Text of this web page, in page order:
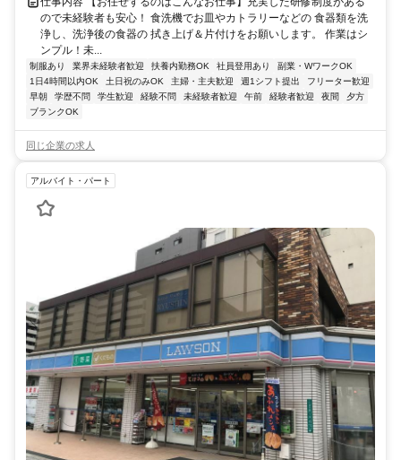
ので未経験者も安心！ 食洗機でお皿やカトラリーなどの 食器類を洗
浄し、洗浄後の食器の 拭き上げ＆片付けをお願いします。 作業はシ
ンプル！未...
制服あり 業界未経験者歓迎 扶養内勤務OK 社員登用あり
副業・WワークOK
1日4時間以内OK
土日祝のみOK 主婦・主夫歓迎 週1シフト提出
フリーター歓迎
早朝
学歴不問 学生歓迎 経験不問 未経験者歓迎 午前 経験者歓迎 夜間
夕方
ブランクOK
同じ企業の求人
アルバイト・パート